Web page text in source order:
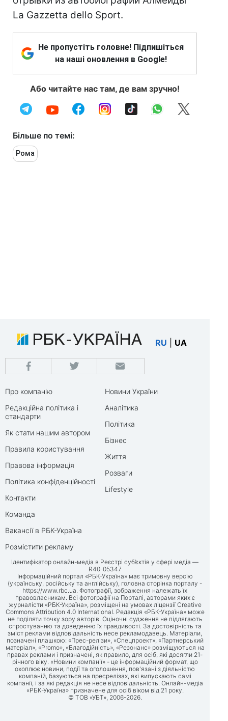
La Gazzetta dello Sport.
Не пропустіть головне! Підпишіться
на наші оновлення в Google!
Або читайте нас там, де вам зручно!
Більше по темі:
Рома
RU UA
Про компанію
Редакційна політика і
стандарти
Як стати нашим автором
Правила користування
Правова інформація
Політика конфіденційності
Контакти
Команда
Вакансії в РБК-Україна
Розмістити рекламу
Новини України
Аналітика
Політика
Бізнес
Життя
Розваги
Lifestyle
Ідентифікатор онлайн-медіа в Реєстрі суб’єктів у сфері медіа —
R40-05347
Інформаційний портал «РБК-Україна» має тримовну версію
(українську, російську та англійську), головна сторінка порталу -
https://www.rbc.ua. Фотографії, зображення належать їх
правовласникам. Всі фотографії на Порталі, авторами яких є
журналісти «РБК-Україна», розміщені на умовах ліцензії Creative
Commons Attribution 4.0 International. Редакція «РБК-Україна» може
не поділяти точку зору авторів. Оціночні судження не підлягають
спростуванню та доведенню їх правдивості. За достовірність та
зміст реклами відповідальність несе рекламодавець. Матеріали,
позначені плашкою: «Прес-релізи», «Спецпроект», «Партнерський
матеріал», «Promo», «Благодійність», «Резонанс» розміщуються на
правах реклами і призначені, як правило, для осіб, які досягли 21-
річного віку. «Новини компанії» - це інформаційний формат, що
охоплює новини, події та оголошення, пов'язані з діяльністю
компаній, базуються на пресрелізах, які випускають самі
компанії, і за які редакція не несе відповідальність. Онлайн-медіа
«РБК-Україна» призначене для осіб віком від 21 року.
© ТОВ «УБТ», 2006-2026.